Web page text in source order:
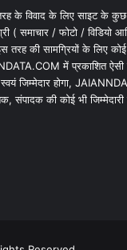
के विवाद के लिए साइट के कुछ
( समाचार / फोटो / विडियो
की सामग्रियों के लिए कोई
में प्रकाशित ऐसी
जिम्मेदार होगा,
की कोई भी जिम्मेदारी